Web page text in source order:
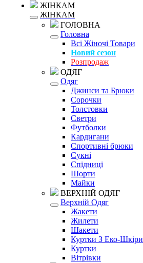
ЖІНКАМ
ЖІНКАМ
ГОЛОВНА
Головна
Всі Жіночі Товари
Новий сезон
Розпродаж
ОДЯГ
Одяг
Джинси та Брюки
Сорочки
Толстовки
Светри
Футболки
Кардигани
Спортивні брюки
Сукні
Спідниці
Шорти
Майки
ВЕРХНІЙ ОДЯГ
Верхній Одяг
Жакети
Жилети
Шакети
Куртки З Еко-Шкіри
Куртки
Вітрівки